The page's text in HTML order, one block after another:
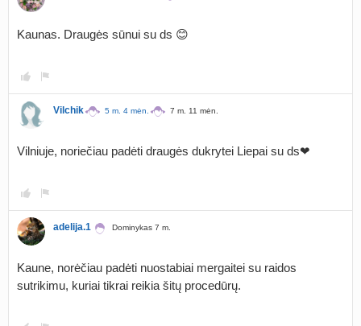
Kaunas. Draugės sūnui su ds 😊
Vilchik 5 m. 4 mėn. 7 m. 11 mėn.
Vilniuje, noriečiau padėti draugės dukrytei Liepai su ds❤
adelija.1 Dominykas 7 m.
Kaune, norėčiau padėti nuostabiai mergaitei su raidos
sutrikimu, kuriai tikrai reikia šitų procedūrų.